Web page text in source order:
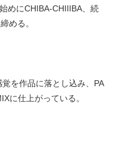
めにCHIBA-CHIIIBA、続
める。
を作品に落とし込み、PA
に仕上がっている。